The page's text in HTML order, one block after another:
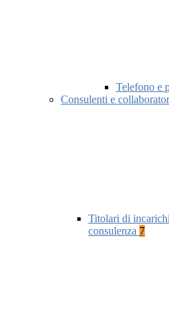
Telefono e
Consulenti e
Titolari di
consulenza 7